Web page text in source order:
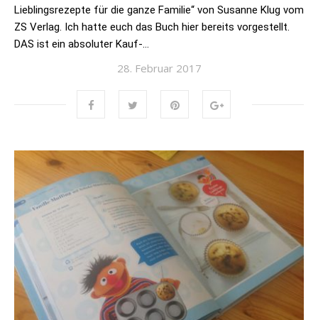
Lieblingsrezepte für die ganze Familie“ von Susanne Klug vom
ZS Verlag. Ich hatte euch das Buch hier bereits vorgestellt.
DAS ist ein absoluter Kauf-…
28. Februar 2017